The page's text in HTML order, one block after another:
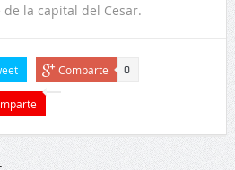
la capital del Cesar.
Comparte 0